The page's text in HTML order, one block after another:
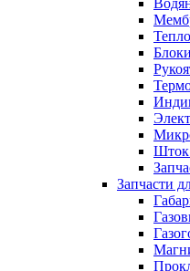
Шток
Запчасти